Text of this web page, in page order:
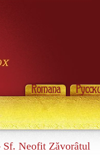
Neofit Zăvorâtul